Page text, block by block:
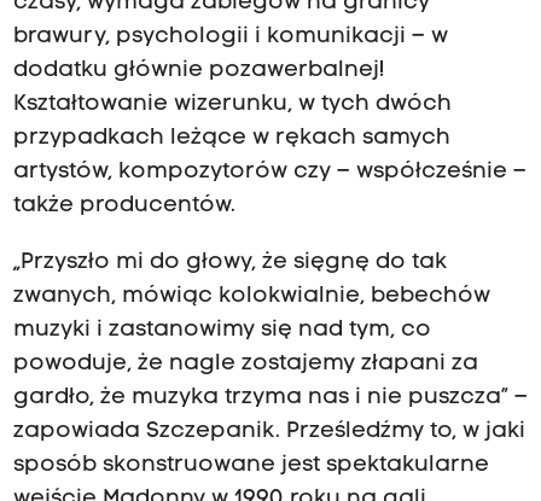
brawury, psychologii i komunikacji – w
dodatku głównie pozawerbalnej!
Kształtowanie wizerunku, w tych dwóch
przypadkach leżące w rękach samych
artystów, kompozytorów czy – współcześnie –
także producentów.
„Przyszło mi do głowy, że sięgnę do tak
zwanych, mówiąc kolokwialnie, bebechów
muzyki i zastanowimy się nad tym, co
powoduje, że nagle zostajemy złapani za
gardło, że muzyka trzyma nas i nie puszcza” –
zapowiada Szczepanik. Prześledźmy to, w jaki
sposób skonstruowane jest spektakularne